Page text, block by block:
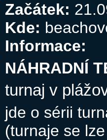
Začátek:
Kde:
Informace:
NÁHRADNÍ
turnaj v
jde o sérii
(turnaje se